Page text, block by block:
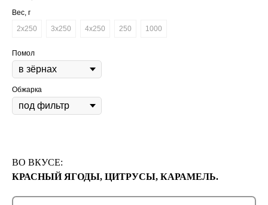
Вес, г
2x250
3x250 4x250 250 1000
Помол
Обжарка
ВО ВКУСЕ:
КРАСНЫЙ ЯГОДЫ, ЦИТРУСЫ, КАРАМЕЛЬ.